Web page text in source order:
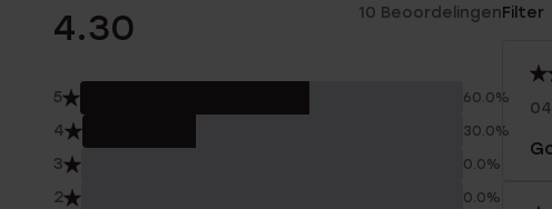
4.30 10 Beoordelingen
5 60.0%
4 30.0%
3 0.0%
2 0.0%
Filter